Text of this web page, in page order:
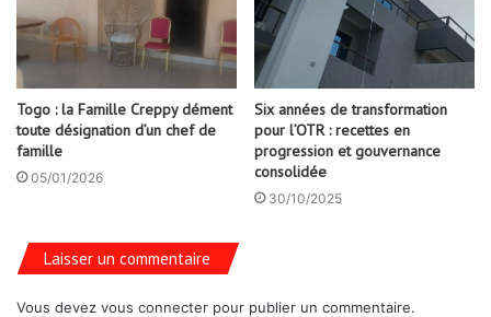
Togo : la Famille Creppy dément
toute désignation d’un chef de
famille
05/01/2026
Six années de transformation
pour l’OTR : recettes en
progression et gouvernance
consolidée
30/10/2025
Laisser un commentaire
Vous devez vous connecter pour publier un commentaire.